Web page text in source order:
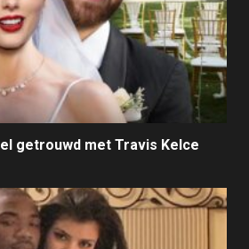
getrouwd met Travis Kelce